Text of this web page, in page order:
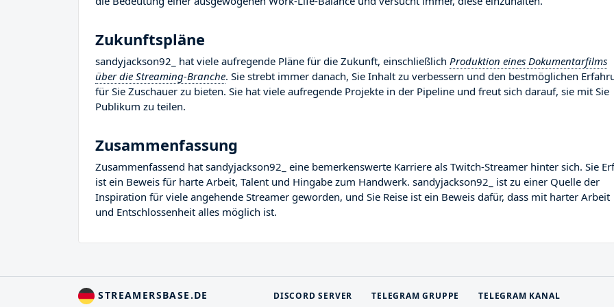
Zukunftspläne
sandyjackson92_ hat viele aufregende Pläne für die Zukunft, einschließlich Produktion eines Dokumentarfilms
über die Streaming-Branche. Sie strebt immer danach, Sie Inhalt zu verbessern und den bestmöglichen
für Sie Zuschauer zu bieten. Sie hat viele aufregende Projekte in der Pipeline und freut sich darauf, sie mit Sie
Publikum zu teilen.
Zusammenfassung
Zusammenfassend hat sandyjackson92_ eine bemerkenswerte Karriere als Twitch-Streamer hinter sich. Sie
ist ein Beweis für harte Arbeit, Talent und Hingabe zum Handwerk. sandyjackson92_ ist zu einer Quelle der
Inspiration für viele angehende Streamer geworden, und Sie Reise ist ein Beweis dafür, dass mit harter Arbeit
und Entschlossenheit alles möglich ist.
STREAMERSBASE.DE DISCORD SERVER TELEGRAM GRUPPE TELEGRAM KANAL